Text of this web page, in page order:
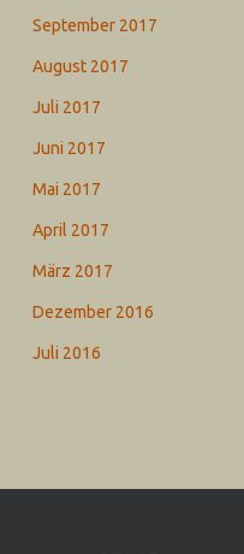
September 2017
August 2017
Juli 2017
Juni 2017
Mai 2017
April 2017
März 2017
Dezember 2016
Juli 2016